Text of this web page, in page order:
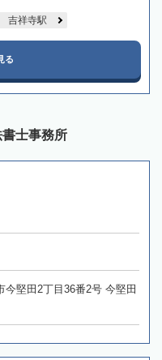
吉祥寺駅
る
士事務所
今堅田2丁目36番2号 今堅田